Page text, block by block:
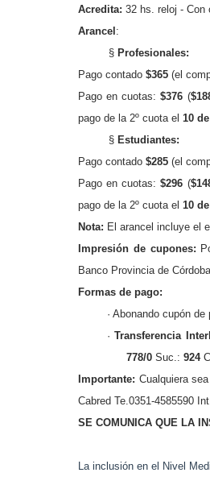
Acredita: 32 hs. reloj - Con
Arancel :
§ Profesionales:
Pago contado $365 (el
Pago en cuotas:$376 (
pago de la 2º cuota el 10
§ Estudiantes:
Pago contado $285 (el
Pago en cuotas:$296 (
pago de la 2º cuota el 10
Nota: El arancel incluye el
Impresión de cupones:
Banco Provincia de
Formas de pago:
· Abonando cupón
·Transferencia
778/0 Suc.: 924
Importante: Cualquiera
Cabred Te.0351-4585590
SE COMUNICA QUE LA
La inclusión en el Nivel